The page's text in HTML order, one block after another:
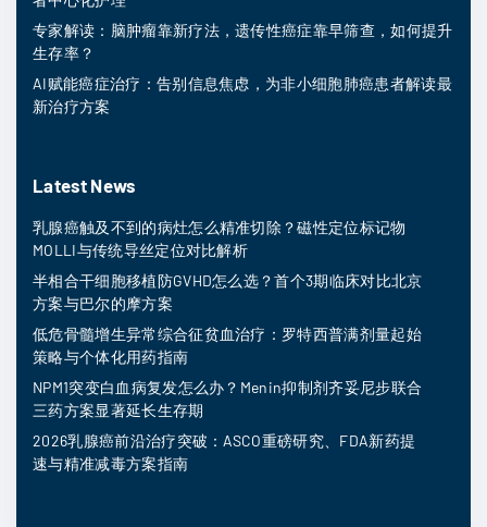
专家解读：脑肿瘤靠新疗法，遗传性癌症靠早筛查，如何提升
生存率？
AI赋能癌症治疗：告别信息焦虑，为非小细胞肺癌患者解读最
新治疗方案
Latest News
乳腺癌触及不到的病灶怎么精准切除？磁性定位标记物
MOLLI与传统导丝定位对比解析
半相合干细胞移植防GVHD怎么选？首个3期临床对比北京
方案与巴尔的摩方案
低危骨髓增生异常综合征贫血治疗：罗特西普满剂量起始
策略与个体化用药指南
NPM1突变白血病复发怎么办？Menin抑制剂齐妥尼步联合
三药方案显著延长生存期
2026乳腺癌前沿治疗突破：ASCO重磅研究、FDA新药提
速与精准减毒方案指南